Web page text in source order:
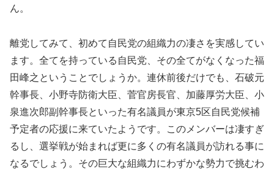
ん。
離党してみて、初めて自民党の組織力の凄さを実感してい
ます。全てを持っている自民党、その全てがなくなった福
田峰之ということでしょうか。連休前後だけでも、石破元
幹事長、小野寺防衛大臣、菅官房長官、加藤厚労大臣、小
泉進次郎副幹事長といった有名議員が東京5区自民党候補
予定者の応援に来ていたようです。このメンバーは凄すぎ
るし、選挙戦が始まれば更に多くの有名議員が訪れる事に
なるでしょう。その巨大な組織力にわずかな勢力で挑むわ